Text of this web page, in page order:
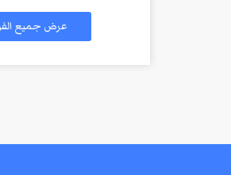
عرض جميع